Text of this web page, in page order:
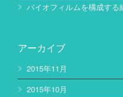
バイオフィルムを構成する
アーカイブ
2015年11月
2015年10月